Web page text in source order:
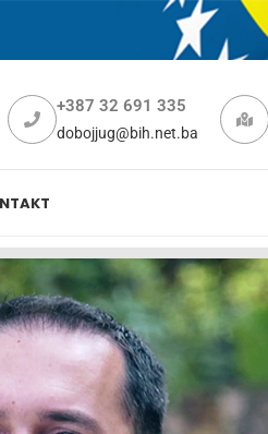
+387 32 691 335
dobojjug@bih.net.ba